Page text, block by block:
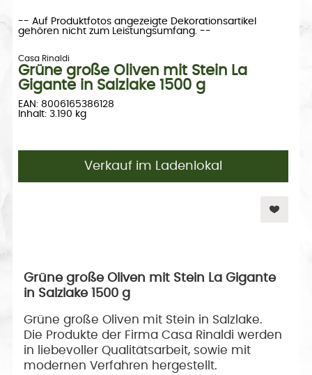
-- Auf Produktfotos angezeigte Dekorationsartikel
gehören nicht zum Leistungsumfang. --
Casa Rinaldi
Grüne große Oliven mit Stein La
Gigante in Salzlake 1500 g
EAN: 8006165386128
Inhalt: 3.190 kg
Verkauf im Ladenlokal
Grüne große Oliven mit Stein La Gigante
in Salzlake 1500 g
Grüne große Oliven mit Stein in Salzlake.
Die Produkte der Firma Casa Rinaldi werden
in liebevoller Qualitätsarbeit, sowie mit
modernen Verfahren hergestellt.